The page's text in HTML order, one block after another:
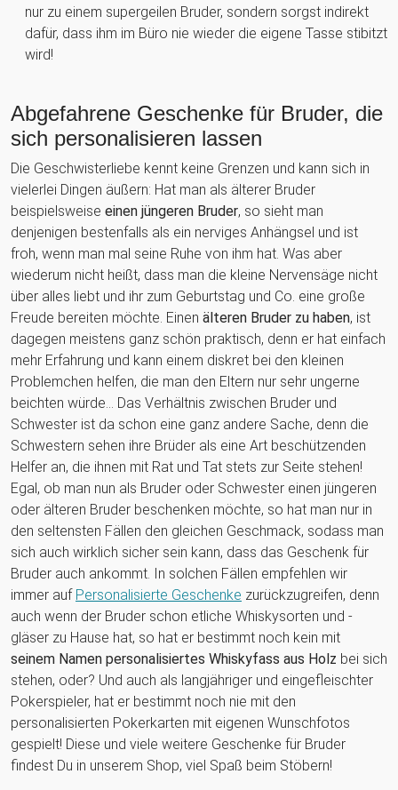
nur zu einem supergeilen Bruder, sondern sorgst indirekt
dafür, dass ihm im Büro nie wieder die eigene Tasse stibitzt
wird!
Abgefahrene Geschenke für Bruder, die
sich personalisieren lassen
Die Geschwisterliebe kennt keine Grenzen und kann sich in
vielerlei Dingen äußern: Hat man als älterer Bruder
beispielsweise einen jüngeren Bruder, so sieht man
denjenigen bestenfalls als ein nerviges Anhängsel und ist
froh, wenn man mal seine Ruhe von ihm hat. Was aber
wiederum nicht heißt, dass man die kleine Nervensäge nicht
über alles liebt und ihr zum Geburtstag und Co. eine große
Freude bereiten möchte. Einen älteren Bruder zu haben, ist
dagegen meistens ganz schön praktisch, denn er hat einfach
mehr Erfahrung und kann einem diskret bei den kleinen
Problemchen helfen, die man den Eltern nur sehr ungerne
beichten würde... Das Verhältnis zwischen Bruder und
Schwester ist da schon eine ganz andere Sache, denn die
Schwestern sehen ihre Brüder als eine Art beschützenden
Helfer an, die ihnen mit Rat und Tat stets zur Seite stehen!
Egal, ob man nun als Bruder oder Schwester einen jüngeren
oder älteren Bruder beschenken möchte, so hat man nur in
den seltensten Fällen den gleichen Geschmack, sodass man
sich auch wirklich sicher sein kann, dass das Geschenk für
Bruder auch ankommt. In solchen Fällen empfehlen wir
immer auf Personalisierte Geschenke zurückzugreifen, denn
auch wenn der Bruder schon etliche Whiskysorten und -
gläser zu Hause hat, so hat er bestimmt noch kein mit
seinem Namen personalisiertes Whiskyfass aus Holz bei sich
stehen, oder? Und auch als langjähriger und eingefleischter
Pokerspieler, hat er bestimmt noch nie mit den
personalisierten Pokerkarten mit eigenen Wunschfotos
gespielt! Diese und viele weitere Geschenke für Bruder
findest Du in unserem Shop, viel Spaß beim Stöbern!